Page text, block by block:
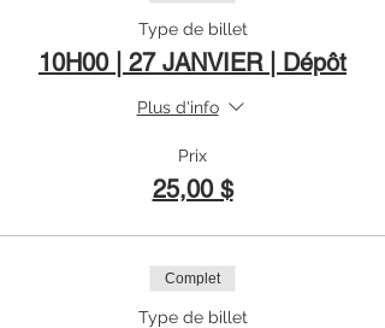
Type de billet
10H00 | 27 JANVIER | Dépôt
Plus d'info
Prix
25,00 $
Complet
Type de billet